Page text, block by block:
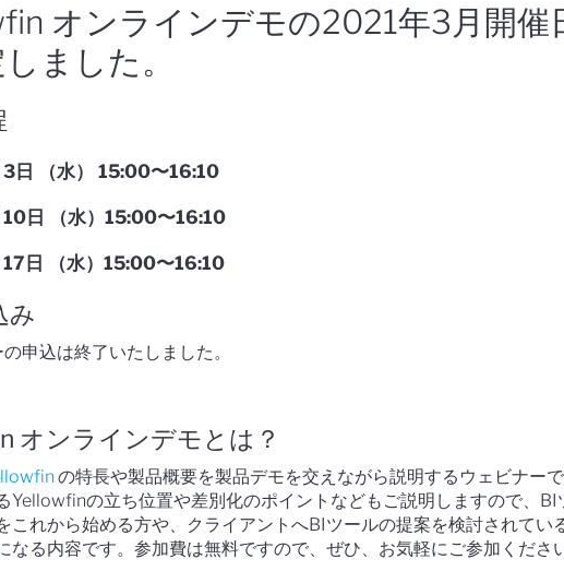
オンラインデモの2021年3月開催
ました。
日 （水） 15:00〜16:10
日 （水）15:00〜16:10
日 （水）15:00〜16:10
み
申込は終了いたしました。
オンラインデモとは？
の特長や製品概要を製品デモを交えながら説明するウェビナー
Yellowfinの立ち位置や差別化のポイントなどもご説明しますので、BI
これから始める方や、クライアントへBIツールの提案を検討されてい
なる内容です。参加費は無料ですので、ぜひ、お気軽にご参加くださ